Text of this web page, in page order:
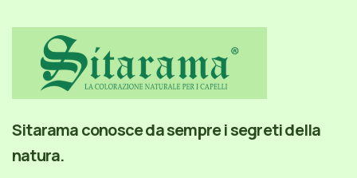
Sitarama conosce da sempre i segreti della
natura.